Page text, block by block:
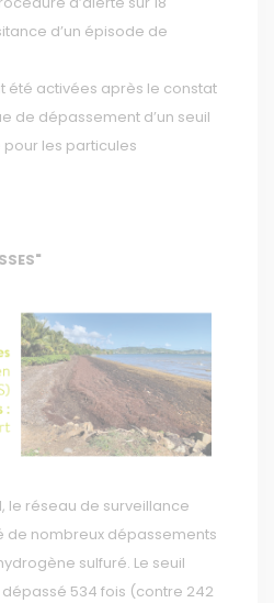
d’un épisode de
été activées après le constat
de dépassement d’un seuil
les particules
le réseau de surveillance
de nombreux dépassements
sulfuré. Le seuil
534 fois (contre 242